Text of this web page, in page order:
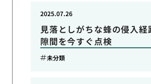
見落としがちな蜂の侵入経
隙間を今すぐ点検
2025.07.26
未分類